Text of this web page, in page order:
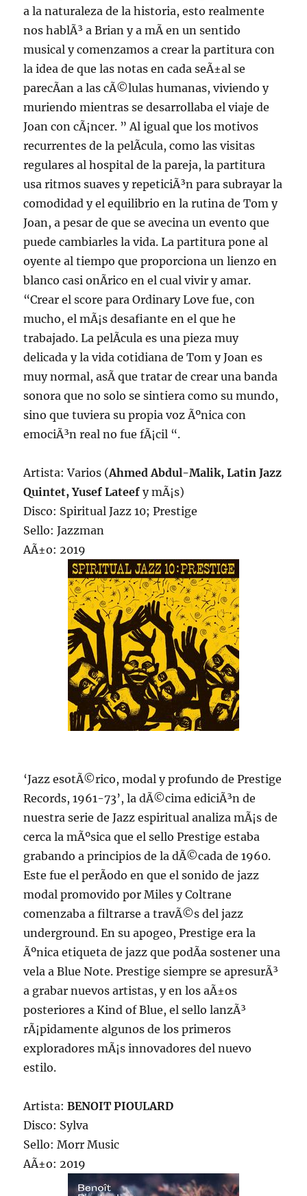
a la naturaleza de la historia, esto realmente
nos hablÃ³ a Brian y a mÃ­ en un sentido
musical y comenzamos a crear la partitura con
la idea de que las notas en cada seÃ±al se
parecÃ­an a las cÃ©lulas humanas, viviendo y
muriendo mientras se desarrollaba el viaje de
Joan con cÃ¡ncer. ” Al igual que los motivos
recurrentes de la pelÃ­cula, como las visitas
regulares al hospital de la pareja, la partitura
usa ritmos suaves y repeticiÃ³n para subrayar la
comodidad y el equilibrio en la rutina de Tom y
Joan, a pesar de que se avecina un evento que
puede cambiarles la vida. La partitura pone al
oyente al tiempo que proporciona un lienzo en
blanco casi onÃ­rico en el cual vivir y amar.
“Crear el score para Ordinary Love fue, con
mucho, el mÃ¡s desafiante en el que he
trabajado. La pelÃ­cula es una pieza muy
delicada y la vida cotidiana de Tom y Joan es
muy normal, asÃ­ que tratar de crear una banda
sonora que no solo se sintiera como su mundo,
sino que tuviera su propia voz Ãºnica con
emociÃ³n real no fue fÃ¡cil “.
Artista: Varios (Ahmed Abdul-Malik, Latin Jazz
Quintet, Yusef Lateefy mÃ¡s)
Disco: Spiritual Jazz 10; Prestige
Sello: Jazzman
AÃ±o: 2019
‘Jazz esotÃ©rico, modal y profundo de Prestige
Records, 1961-73’, la dÃ©cima ediciÃ³n de
nuestra serie de Jazz espiritual analiza mÃ¡s de
cerca la mÃºsica que el sello Prestige estaba
grabando a principios de la dÃ©cada de 1960.
Este fue el perÃ­odo en que el sonido de jazz
modal promovido por Miles y Coltrane
comenzaba a filtrarse a travÃ©s del jazz
underground. En su apogeo, Prestige era la
Ãºnica etiqueta de jazz que podÃ­a sostener una
vela a Blue Note. Prestige siempre se apresurÃ³
a grabar nuevos artistas, y en los aÃ±os
posteriores a Kind of Blue, el sello lanzÃ³
rÃ¡pidamente algunos de los primeros
exploradores mÃ¡s innovadores del nuevo
estilo.
Artista:BENOIT PIOULARD
Disco: Sylva
Sello: Morr Music
AÃ±o: 2019